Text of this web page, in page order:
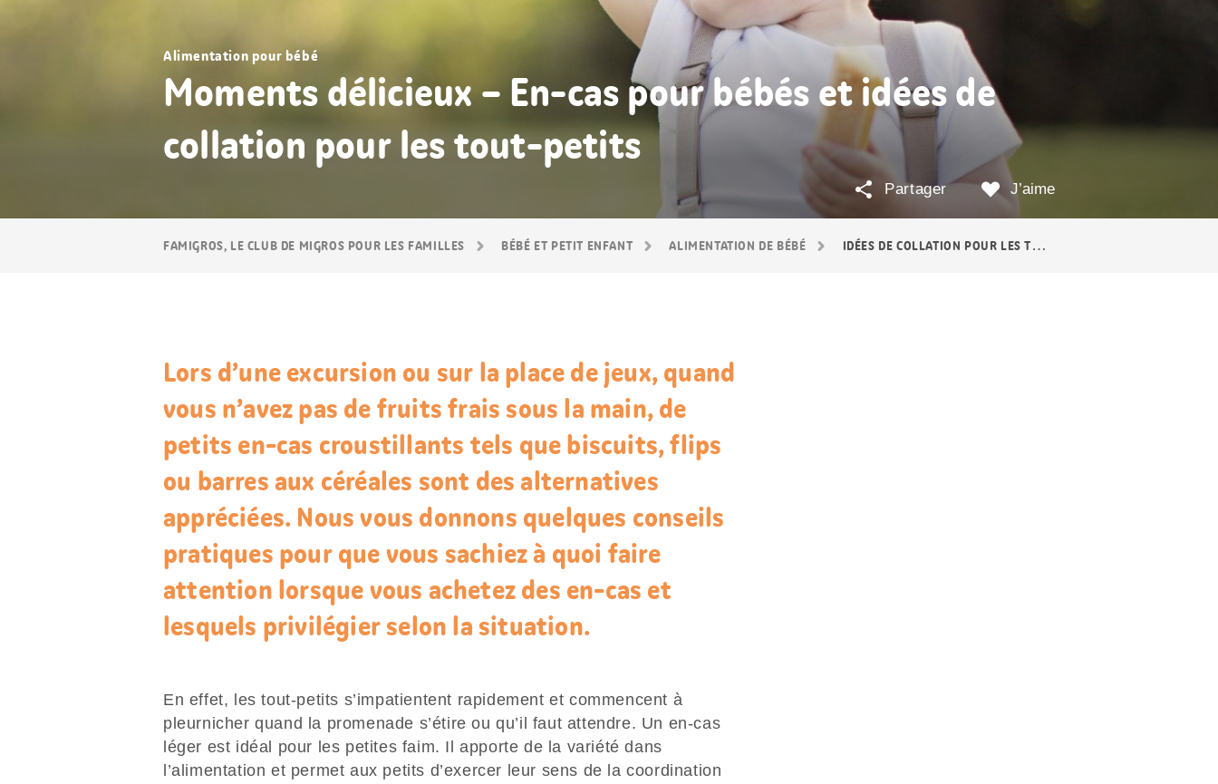
FAMIGROS, LE CLUB DE MIGROS POUR LES FAMILLES BÉBÉ ET PETIT ENFANT ALIMENTATION DE BÉBÉ IDÉES DE COLLATION POUR LES TOUT-PETITS
Alimentation pour bébé
Moments délicieux – En-cas pour bébés et idées de
collation pour les tout-petits
J’aime
Partager
Lors d’une excursion ou sur la place de jeux, quand
vous n’avez pas de fruits frais sous la main, de
petits en-cas croustillants tels que biscuits, flips
ou barres aux céréales sont des alternatives
appréciées. Nous vous donnons quelques conseils
pratiques pour que vous sachiez à quoi faire
attention lorsque vous achetez des en-cas et
lesquels privilégier selon la situation.
En effet, les tout-petits s’impatientent rapidement et commencent à
pleurnicher quand la promenade s’étire ou qu’il faut attendre. Un en-cas
léger est idéal pour les petites faim. Il apporte de la variété dans
l’alimentation et permet aux petits d’exercer leur sens de la coordination